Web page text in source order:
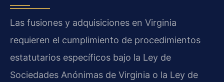
Las fusiones y adquisiciones en Virginia
requieren el cumplimiento de procedimientos
estatutarios específicos bajo la Ley de
Sociedades Anónimas de Virginia o la Ley de